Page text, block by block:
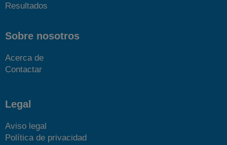
Resultados
Sobre nosotros
Acerca de
Contactar
Legal
Aviso legal
Política de privacidad